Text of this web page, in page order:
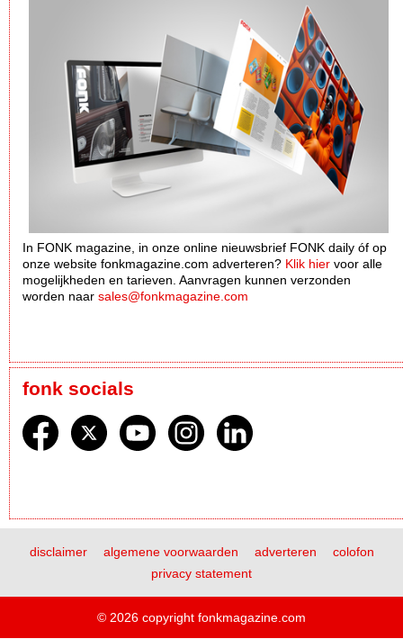
In FONK magazine, in onze online nieuwsbrief FONK daily óf op
onze website fonkmagazine.com adverteren? Klik hier voor alle
mogelijkheden en tarieven. Aanvragen kunnen verzonden
worden naar sales@fonkmagazine.com
fonk socials
disclaimer algemene voorwaarden adverteren
colofon
privacy statement
© 2026 copyright fonkmagazine.com